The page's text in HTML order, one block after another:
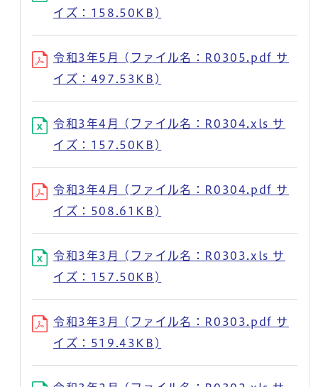
イズ：158.50KB)
令和3年5月 (ファイル名：R0305.pdf サ
イズ：497.53KB)
令和3年4月 (ファイル名：R0304.xls サ
イズ：157.50KB)
令和3年4月 (ファイル名：R0304.pdf サ
イズ：508.61KB)
令和3年3月 (ファイル名：R0303.xls サ
イズ：157.50KB)
令和3年3月 (ファイル名：R0303.pdf サ
イズ：519.43KB)